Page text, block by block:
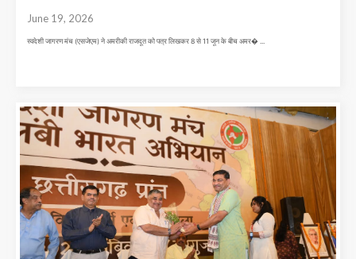
June 19, 2026
स्वदेशी जागरण मंच (एसजेएम) ने अमरीकी राजदूत को पत्र लिखकर 8 से 11 जून के बीच अमर� ...